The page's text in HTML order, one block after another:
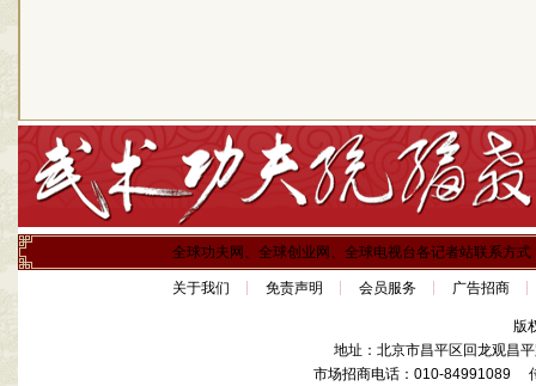
全球功夫网、全球创业网、全球电视台各记者站联系方式
关于我们 免责声明 会员服务 广告招商
版
地址：北京市昌平区回龙观昌
市场招商电话：010-84991089